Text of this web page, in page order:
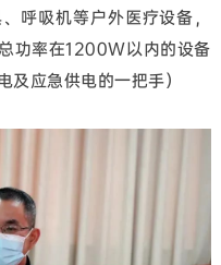
呼吸机等户外医疗设备，
功率在1200W以内的设备
应急供电的一把手）